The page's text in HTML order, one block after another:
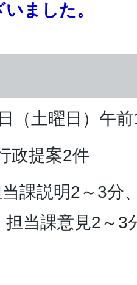
ました。
（土曜日）午
政提案2件
課説明2～3分
当課意見2～3